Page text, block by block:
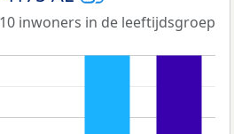
inwoners in de leeftijdsgroep